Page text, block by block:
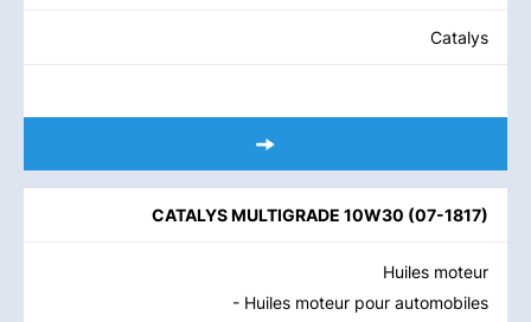
Catalys
CATALYS MULTIGRADE 10W30 (07-1817)
Huiles moteur
- Huiles moteur pour automobiles